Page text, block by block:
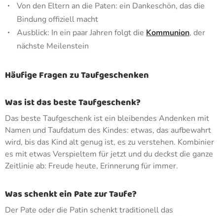
Von den Eltern an die Paten: ein Dankeschön, das die
Bindung offiziell macht
Ausblick: In ein paar Jahren folgt die Kommunion, der
nächste Meilenstein
Häufige Fragen zu Taufgeschenken
Was ist das beste Taufgeschenk?
Das beste Taufgeschenk ist ein bleibendes Andenken mit
Namen und Taufdatum des Kindes: etwas, das aufbewahrt
wird, bis das Kind alt genug ist, es zu verstehen. Kombinier
es mit etwas Verspieltem für jetzt und du deckst die ganze
Zeitlinie ab: Freude heute, Erinnerung für immer.
Was schenkt ein Pate zur Taufe?
Der Pate oder die Patin schenkt traditionell das